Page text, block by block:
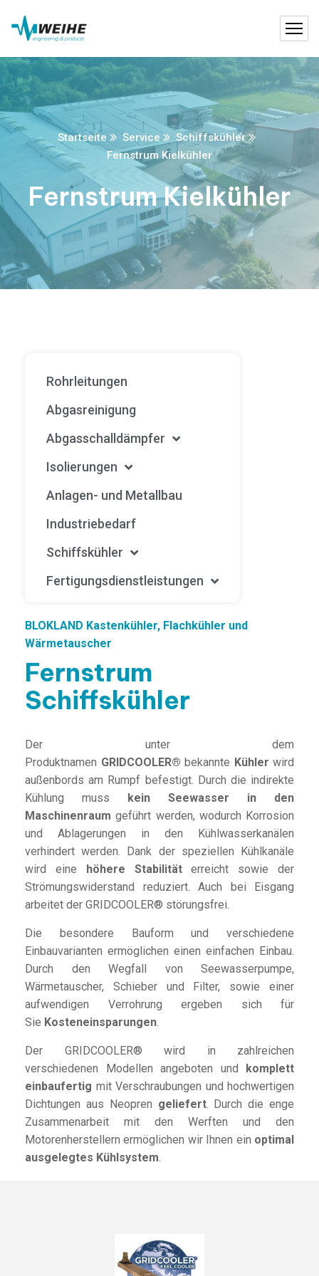
Startseite Service
Schiffskühler
Fernstrum Kielkühler
Fernstrum Kielkühler
Rohrleitungen
Abgasreinigung
Abgasschalldämpfer
Isolierungen
Anlagen- und Metallbau
Industriebedarf
Schiffskühler
Fertigungsdienstleistungen
BLOKLAND Kastenkühler, Flachkühler und
Wärmetauscher
Fernstrum
Schiffskühler
Der unter dem
Produktnamen GRIDCOOLER® bekannte Kühler wird
außenbords am Rumpf befestigt. Durch die indirekte
Kühlung muss kein Seewasser in den
Maschinenraum geführt werden, wodurch Korrosion
und Ablagerungen in den Kühlwasserkanälen
verhindert werden. Dank der speziellen Kühlkanäle
wird eine höhere Stabilitäterreicht sowie der
Strömungswiderstand reduziert. Auch bei Eisgang
arbeitet der GRIDCOOLER® störungsfrei.
Die besondere Bauform und verschiedene
Einbauvarianten ermöglichen einen einfachen Einbau.
Durch den Wegfall von Seewasserpumpe,
Wärmetauscher, Schieber und Filter, sowie einer
aufwendigen Verrohrung ergeben sich für
Sie Kosteneinsparungen.
Der GRIDCOOLER® wird in zahlreichen
verschiedenen Modellen angeboten und komplett
einbaufertig mit Verschraubungen und hochwertigen
Dichtungen aus Neopren geliefert. Durch die enge
Zusammenarbeit mit den Werften und den
Motorenherstellern ermöglichen wir Ihnen ein optimal
ausgelegtes Kühlsystem.